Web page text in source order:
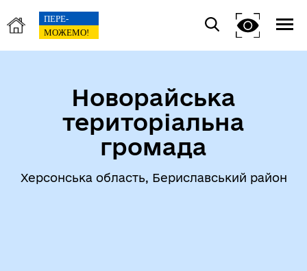
Новорайська
територіальна
громада
Херсонська область, Бериславський район